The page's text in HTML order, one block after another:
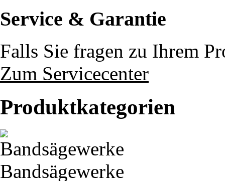
Service & Garantie
Falls Sie fragen zu Ihrem
Zum Servicecenter
Produktkategorien
Bandsägewerke